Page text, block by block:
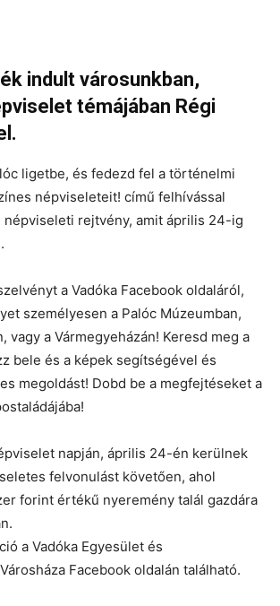
indult városunkban,
témájában Régi
ligetbe, és fedezd fel a történelmi
népviseleteit! című felhívással
népviseleti rejtvény, amit április 24-ig
a Vadóka Facebook oldaláról,
személyesen a Palóc Múzeumban,
vagy a Vármegyeházán! Keresd meg a
bele és a képek segítségével és
megoldást! Dobd be a megfejtéseket a
napján, április 24-én kerülnek
felvonulást követően, ahol
forint értékű nyeremény talál gazdára
a Vadóka Egyesület és
Facebook oldalán található.